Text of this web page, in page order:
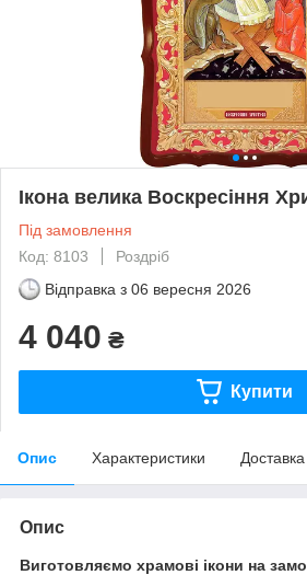
Ікона велика Воскресіння
Під замовлення
Код: 8103
Роздріб
Відправка з 06 вересня 2026
4 040 ₴
Купити
Опис Характеристики Доставка
Опис
Виготовляємо храмові ікони на